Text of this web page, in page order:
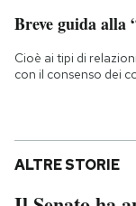
Breve guida alla
Cioè ai tipi di
con il consenso dei
ALTRE STORIE